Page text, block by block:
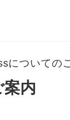
についての
内